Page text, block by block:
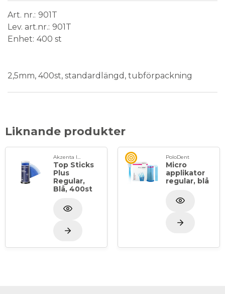
Art. nr. 901T
Lev. art.nr. 901T
Enhet 400 st
2,5mm, 400st, standardlängd, tubförpackning
Liknande produkter
Top Sticks
Plus
Regular,
Blå, 400st
PoloDent
Micro
applikator
regular, blå